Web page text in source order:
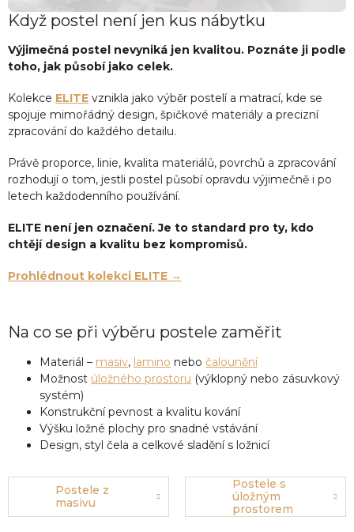
Když postel není jen kus nábytku
Výjimečná postel nevyniká jen kvalitou. Poznáte ji podle
toho, jak působí jako celek.
Kolekce ELITE vznikla jako výběr postelí a matrací, kde se
spojuje mimořádný design, špičkové materiály a precizní
zpracování do každého detailu.
Právě proporce, linie, kvalita materiálů, povrchů a zpracování
rozhodují o tom, jestli postel působí opravdu výjimečně i po
letech každodenního používání.
ELITE není jen označení. Je to standard pro ty, kdo
chtějí design a kvalitu bez kompromisů.
Prohlédnout kolekci ELITE →
Na co se při výběru postele zaměřit
Materiál – masiv, lamino nebo čalounění
Možnost úložného prostoru (výklopný nebo zásuvkový
systém)
Konstrukční pevnost a kvalitu kování
Výšku ložné plochy pro snadné vstávání
Design, styl čela a celkové sladění s ložnicí
Postele z
masivu
Postele s
úložným
prostorem